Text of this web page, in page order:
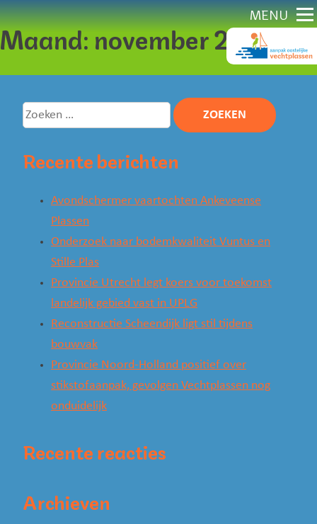
naar
content
MENU
Maand: november 2022
Zoeken
naar:
Recente berichten
Avondschermer vaartochten Ankeveense
Plassen
Onderzoek naar bodemkwaliteit Vuntus en
Stille Plas
Provincie Utrecht legt koers voor toekomst
landelijk gebied vast in UPLG
Reconstructie Scheendijk ligt stil tijdens
bouwvak
Provincie Noord-Holland positief over
stikstofaanpak, gevolgen Vechtplassen nog
onduidelijk
Recente reacties
Archieven